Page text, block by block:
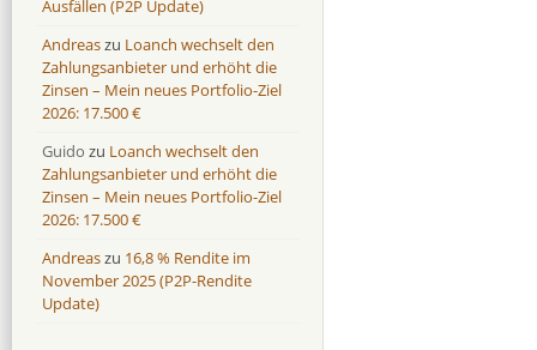
Ausfällen (P2P Update)
Andreaszu Loanch wechselt den
Zahlungsanbieter und erhöht die
Zinsen – Mein neues Portfolio-Ziel
2026: 17.500 €
Guido zu Loanch wechselt den
Zahlungsanbieter und erhöht die
Zinsen – Mein neues Portfolio-Ziel
2026: 17.500 €
Andreaszu 16,8 % Rendite im
November 2025 (P2P-Rendite
Update)